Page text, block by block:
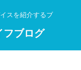
スを紹介するブ
フブログ